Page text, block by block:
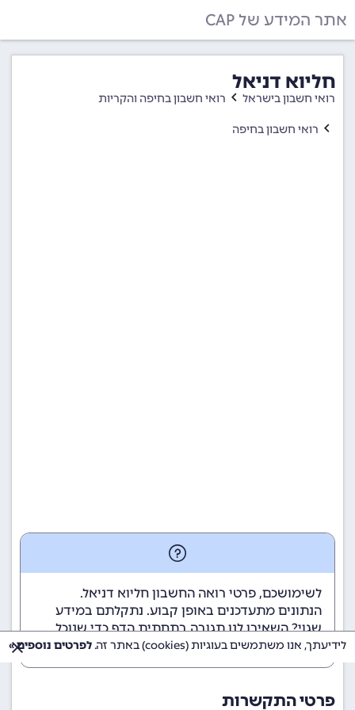
אתר המידע של CAP
חליוא דניאל
רואי חשבון בישראל רואי חשבון בחיפה והקריות
רואי חשבון בחיפה
לשימושכם, פרטי רואה החשבון חליוא דניאל.
הנתונים מתעדכנים באופן קבוע. נתקלתם במידע
שגוי? השאירו לנו תגובה בתחתית הדף כדי שנוכל
לטפל בבעיה בהקדם.
פרטי התקשרות
לידיעתך, אנו משתמשים בעוגיות (cookies) באתר זה. לפרטים נוספים »